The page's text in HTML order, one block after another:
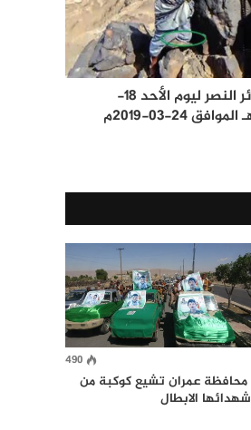
رصد بشائر النصر ليوم الأحد 18-
490
محافظة عمران تشيع كوكبة من
شهدائها الابطال